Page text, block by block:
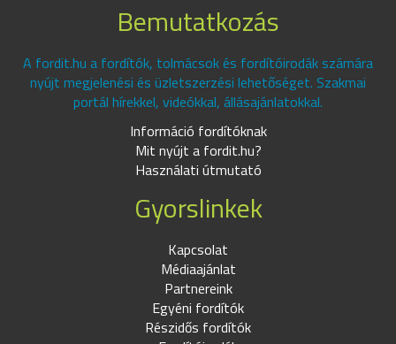
Bemutatkozás
A fordit.hu a fordítók, tolmácsok és fordítóirodák számára
nyújt megjelenési és üzletszerzési lehetőséget. Szakmai
portál hírekkel, videókkal, állásajánlatokkal.
Információ fordítóknak
Mit nyújt a fordit.hu?
Használati útmutató
Gyorslinkek
Kapcsolat
Médiaajánlat
Partnereink
Egyéni fordítók
Részidős fordítók